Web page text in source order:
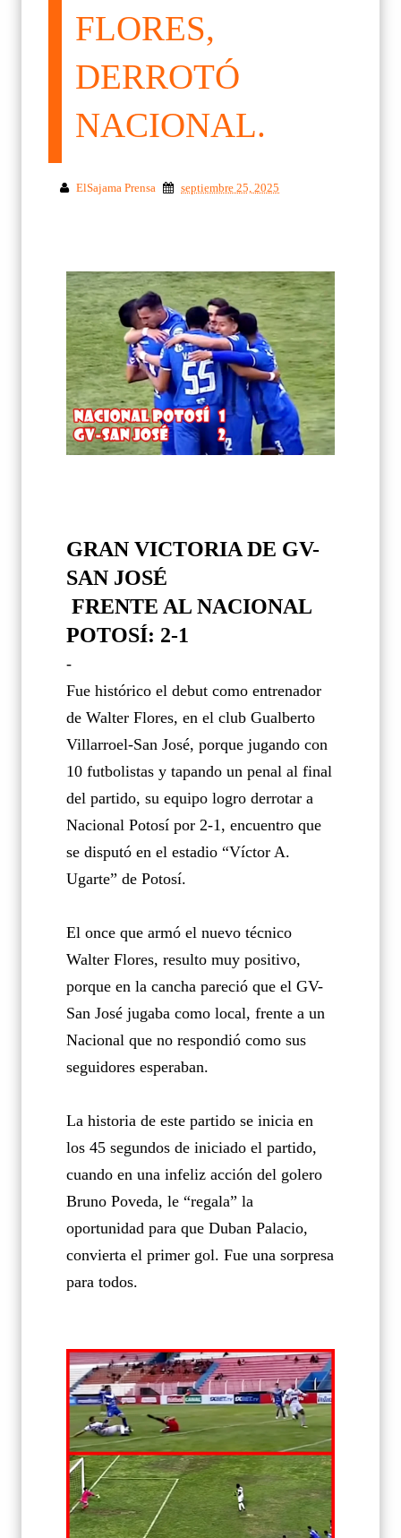
FLORES,
DERROTÓ
NACIONAL.
ElSajama Prensa septiembre 25, 2025
GRAN VICTORIA DE GV-
SAN JOSÉ
FRENTE AL NACIONAL
POTOSÍ: 2-1
-
Fue histórico el debut como entrenador
de Walter Flores, en el club Gualberto
Villarroel-San José, porque jugando con
10 futbolistas y tapando un penal al final
del partido, su equipo logro derrotar a
Nacional Potosí por 2-1, encuentro que
se disputó en el estadio “Víctor A.
Ugarte” de Potosí.
El once que armó el nuevo técnico
Walter Flores, resulto muy positivo,
porque en la cancha pareció que el GV-
San José jugaba como local, frente a un
Nacional que no respondió como sus
seguidores esperaban.
La historia de este partido se inicia en
los 45 segundos de iniciado el partido,
cuando en una infeliz acción del golero
Bruno Poveda, le “regala” la
oportunidad para que Duban Palacio,
convierta el primer gol. Fue una sorpresa
para todos.